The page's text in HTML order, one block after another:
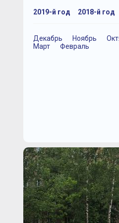
2019-й год 2018-й год
Декабрь Ноябрь
Март
Февраль